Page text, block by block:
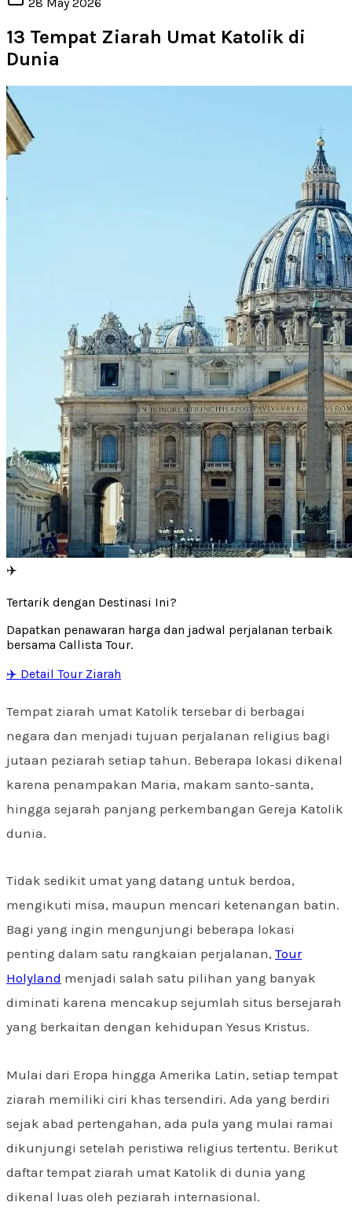
13 Tempat Ziarah Umat Katolik di
Dunia
✈️
Tertarik dengan Destinasi Ini?
Dapatkan penawaran harga dan jadwal perjalanan terbaik
bersama Callista Tour.
✈️ Detail Tour Ziarah
Tempat ziarah umat Katolik tersebar di berbagai
negara dan menjadi tujuan perjalanan religius bagi
jutaan peziarah setiap tahun. Beberapa lokasi dikenal
karena penampakan Maria, makam santo-santa,
hingga sejarah panjang perkembangan Gereja Katolik
dunia.
Tidak sedikit umat yang datang untuk berdoa,
mengikuti misa, maupun mencari ketenangan batin.
Bagi yang ingin mengunjungi beberapa lokasi
penting dalam satu rangkaian perjalanan, Tour
Holyland menjadi salah satu pilihan yang banyak
diminati karena mencakup sejumlah situs bersejarah
yang berkaitan dengan kehidupan Yesus Kristus.
Mulai dari Eropa hingga Amerika Latin, setiap tempat
ziarah memiliki ciri khas tersendiri. Ada yang berdiri
sejak abad pertengahan, ada pula yang mulai ramai
dikunjungi setelah peristiwa religius tertentu. Berikut
daftar tempat ziarah umat Katolik di dunia yang
dikenal luas oleh peziarah internasional.